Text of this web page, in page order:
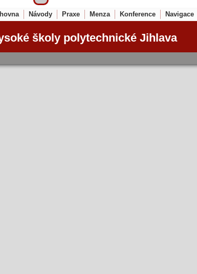
Návody Praxe Menza Konference Navigace
školy polytechnické Jihlava